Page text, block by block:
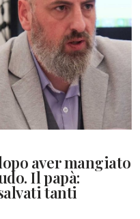
aver mangiato
Il papà:
tanti